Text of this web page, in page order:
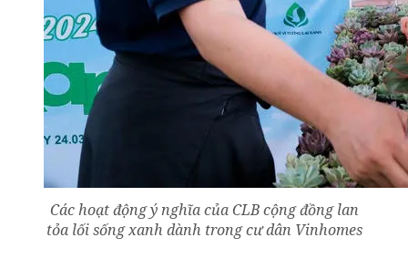
Các hoạt động ý nghĩa của CLB cộng đồng lan
tỏa lối sống xanh dành trong cư dân Vinhomes